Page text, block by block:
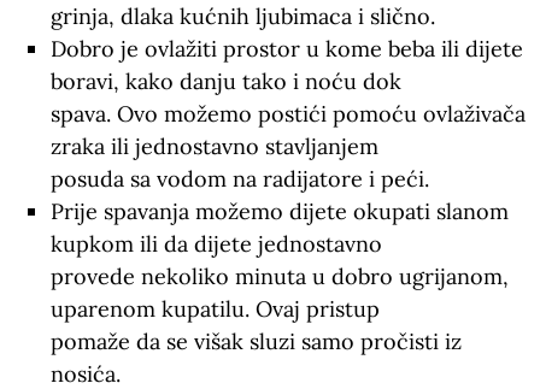
grinja, dlaka kućnih ljubimaca i slično.
Dobro je ovlažiti prostor u kome beba ili dijete
boravi, kako danju tako i noću dok
spava. Ovo možemo postići pomoću ovlaživača
zraka ili jednostavno stavljanjem
posuda sa vodom na radijatore i peći.
Prije spavanja možemo dijete okupati slanom
kupkom ili da dijete jednostavno
provede nekoliko minuta u dobro ugrijanom,
uparenom kupatilu. Ovaj pristup
pomaže da se višak sluzi samo pročisti iz
nosića.